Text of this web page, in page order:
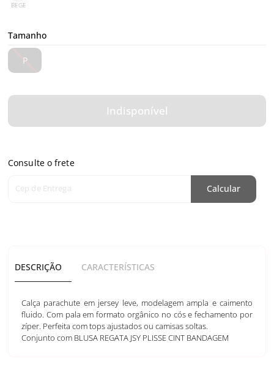
BEGE
Tamanho
P
Indisponível
Consulte o frete
Cep de Entrega Calcular
DESCRIÇÃO CARACTERÍSTICAS
Calça parachute em jersey leve, modelagem ampla e caimento
fluido. Com pala em formato orgânico no cós e fechamento por
zíper. Perfeita com tops ajustados ou camisas soltas.
Conjunto com BLUSA REGATA JSY PLISSE CINT BANDAGEM